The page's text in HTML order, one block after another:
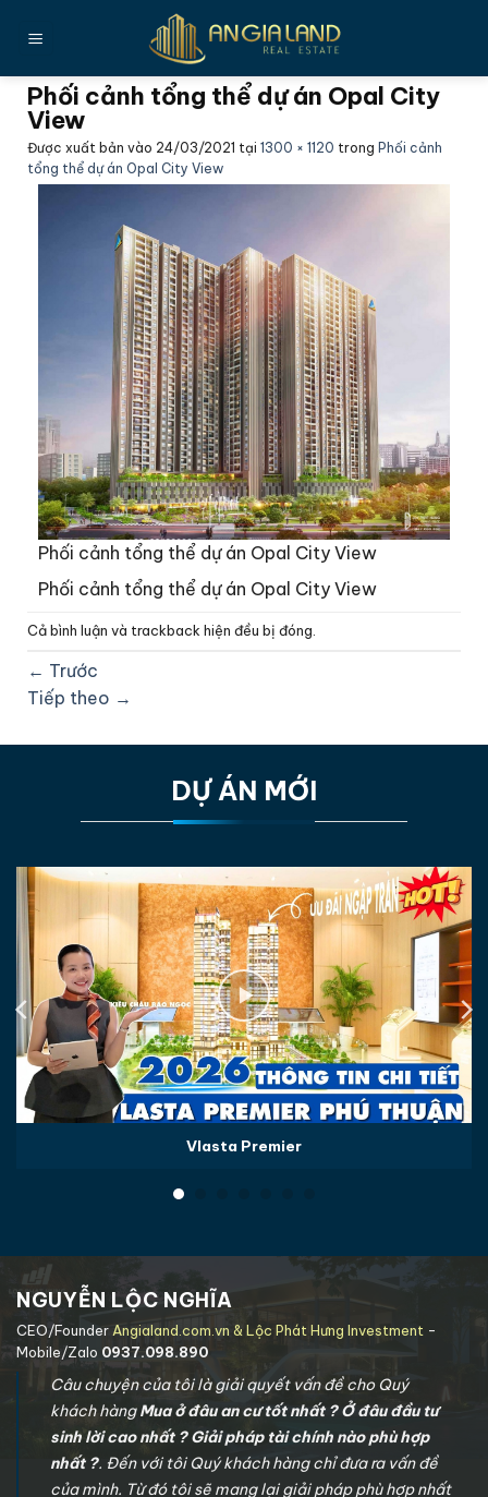
qua
dungPhối cảnh tổng thể dự án Opal City
View
Được xuất bản vào 24/03/2021 tại 1300 × 1120 trong Phối cảnh
tổng thể dự án Opal City View
Phối cảnh tổng thể dự án Opal City View
Phối cảnh tổng thể dự án Opal City View
Cả bình luận và trackback hiện đều bị đóng.
← Trước
Tiếp theo →
DỰ ÁN MỚI
Vlasta Premier
NGUYỄN LỘC NGHĨA
CEO/Founder Angialand.com.vn & Lộc Phát Hưng Investment -
Mobile/Zalo 0937.098.890
Câu chuyện của tôi là giải quyết vấn đề cho Quý
khách hàngMua ở đâu an cư tốt nhất ? Ở đâu đầu tư
sinh lời cao nhất ? Giải pháp tài chính nào phù hợp
nhất ?. Đến với tôi Quý khách hàng chỉ đưa ra vấn đề
của mình. Từ đó tôi sẽ mang lại giải pháp phù hợp nhất